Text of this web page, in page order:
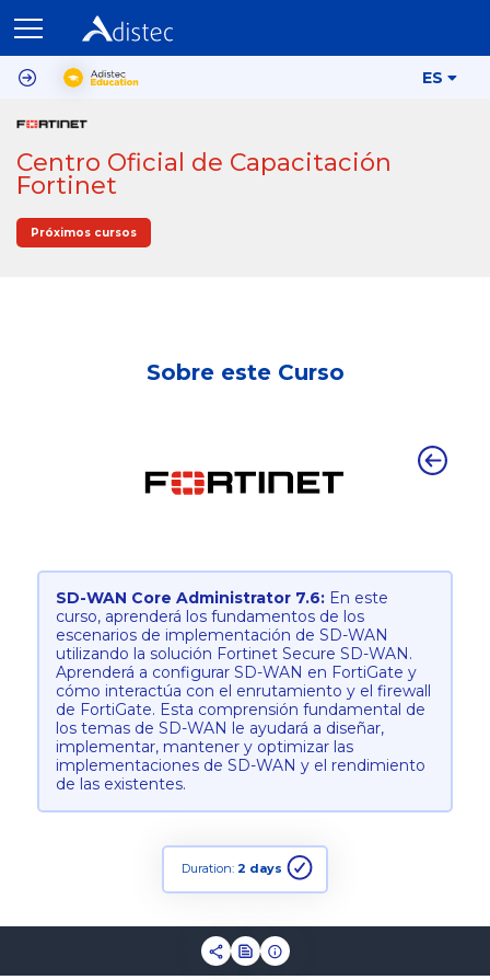
ES
Centro Oficial de Capacitación
Fortinet
Próximos cursos
Sobre este Curso
SD-WAN Core Administrator 7.6: En este
curso, aprenderá los fundamentos de los
escenarios de implementación de SD-WAN
utilizando la solución Fortinet Secure SD-WAN.
Aprenderá a configurar SD-WAN en FortiGate y
cómo interactúa con el enrutamiento y el firewall
de FortiGate. Esta comprensión fundamental de
los temas de SD-WAN le ayudará a diseñar,
implementar, mantener y optimizar las
implementaciones de SD-WAN y el rendimiento
de las existentes.
Duration: 2 days